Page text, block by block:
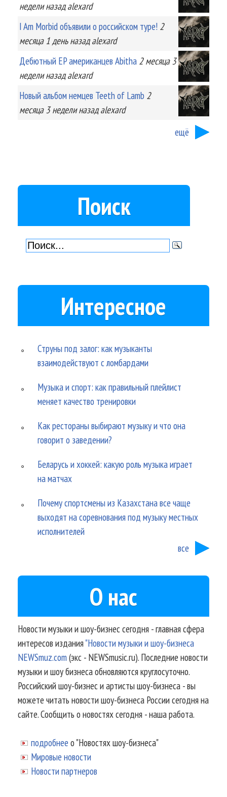
неделиназад alexard
I Am Morbid объявили о российском туре! 2
месяца 1 деньназад alexard
Дебютный EP американцев Abitha 2 месяца 3
неделиназад alexard
Новый альбом немцев Teeth of Lamb 2
месяца 3 неделиназад alexard
ещё
Поиск
Интересное
Струны под залог: как музыканты
взаимодействуют с ломбардами
Музыка и спорт: как правильный плейлист
меняет качество тренировки
Как рестораны выбирают музыку и что она
говорит о заведении?
Беларусь и хоккей: какую роль музыка играет
на матчах
Почему спортсмены из Казахстана все чаще
выходят на соревнования под музыку местных
исполнителей
все
О нас
Новости музыки и шоу-бизнес сегодня - главная сфера
интересов издания"Новости музыки и шоу-бизнеса
NEWSmuz.com(экс - NEWSmusic.ru). Последние новости
музыки и шоу бизнеса обновляются круглосуточно.
Российский шоу-бизнес и артисты шоу-бизнеса - вы
можете читать новости шоу-бизнеса России сегодня на
сайте. Сообщить о новостях сегодня - наша работа.
подробнее о "Новостях шоу-бизнеса"
Мировые новости
Новости партнеров